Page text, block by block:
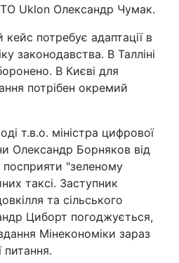
Uklon Олександр Чумак.
потребує адаптації в
законодавства. В Талліні
В Києві для
потрібен окремий
т.в.о. міністра цифрової
Олександр Борняков від
посприяти "зеленому
таксі. Заступник
та сільського
Циборт погоджується,
Мінекономіки зараз
питання.